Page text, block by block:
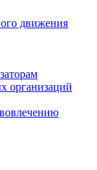
движения
организаций